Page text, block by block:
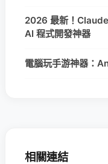
2026 最新！
AI 程式開發神器
電腦玩手游神器：
相關連結